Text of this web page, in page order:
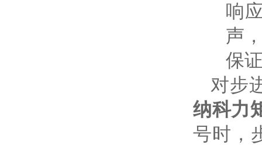
响
声
保
对步
纳科力
号时，